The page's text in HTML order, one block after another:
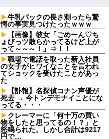
牛乳パックの長さ測ったら驚
愕の事実見つけたったｗｗｗ
【画像】彼女「ごめーん♡ち
ょびっツ散らかってるけど上が
って～～～！」⇒！！
職場で電話を取った新入社員
の女子がヒワイなことを言われ
てショックを受けたことがあっ
た
【訃報】名探偵コナン声優が
死去 → 今トンデモナイことにな
ってる・・・
クレーマーに「何十万の買い
物をしたと思ってるの！？」と
怒鳴られた。しかし合計は9217
円で…